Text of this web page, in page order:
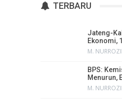
TERBARU
Jateng-
Ekonomi,
M.
BPS:
Menurun,
M.